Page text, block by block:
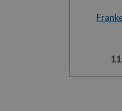
Nezbytně
Nezbytně nutné